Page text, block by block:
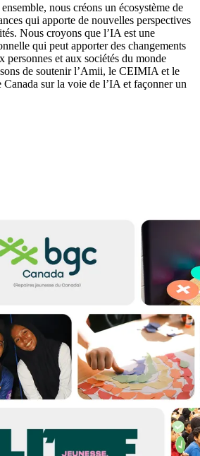
nous créons un écosystème de
qui apporte de nouvelles perspectives
Nous croyons que l’IA est une
qui peut apporter des changements
et aux sociétés du monde
de soutenir l’Amii, le CEIMIA et le
sur la voie de l’IA et façonner un